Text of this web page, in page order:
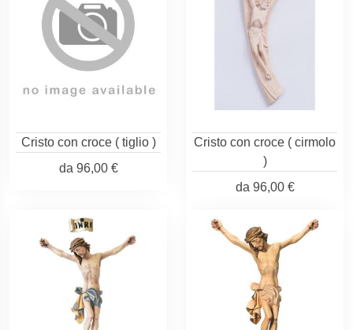
Cristo con croce ( tiglio )
da 96,00 €
Cristo con croce ( cirmolo
)
da 96,00 €